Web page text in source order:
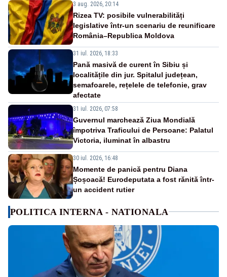
3 aug. 2026, 20:14
Rizea TV: posibile vulnerabilități
legislative într-un scenariu de reunificare
România–Republica Moldova
31 iul. 2026, 18:33
Pană masivă de curent în Sibiu și
localitățile din jur. Spitalul județean,
semafoarele, rețelele de telefonie, grav
afectate
31 iul. 2026, 07:58
Guvernul marchează Ziua Mondială
împotriva Traficului de Persoane: Palatul
Victoria, iluminat în albastru
30 iul. 2026, 16:48
Momente de panică pentru Diana
Șoșoacă! Eurodeputata a fost rănită într-
un accident rutier
POLITICA INTERNA - NATIONALA